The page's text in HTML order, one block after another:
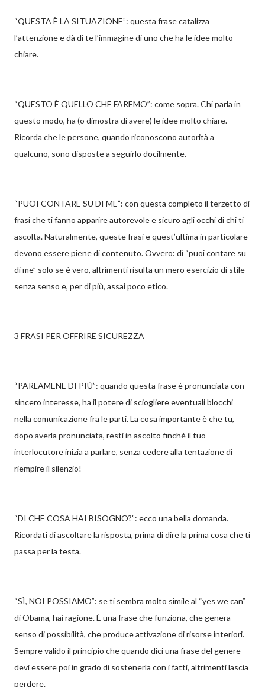
“QUESTA È LA SITUAZIONE”: questa frase catalizza
l’attenzione e dà di te l’immagine di uno che ha le idee molto
chiare.
“QUESTO È QUELLO CHE FAREMO”: come sopra. Chi parla in
questo modo, ha (o dimostra di avere) le idee molto chiare.
Ricorda che le persone, quando riconoscono autorità a
qualcuno, sono disposte a seguirlo docilmente.
“PUOI CONTARE SU DI ME”: con questa completo il terzetto di
frasi che ti fanno apparire autorevole e sicuro agli occhi di chi ti
ascolta. Naturalmente, queste frasi e quest’ultima in particolare
devono essere piene di contenuto. Ovvero: dì “puoi contare su
di me” solo se è vero, altrimenti risulta un mero esercizio di stile
senza senso e, per di più, assai poco etico.
3 FRASI PER OFFRIRE SICUREZZA
“PARLAMENE DI PIÙ”: quando questa frase è pronunciata con
sincero interesse, ha il potere di sciogliere eventuali blocchi
nella comunicazione fra le parti. La cosa importante è che tu,
dopo averla pronunciata, resti in ascolto finché il tuo
interlocutore inizia a parlare, senza cedere alla tentazione di
riempire il silenzio!
“DI CHE COSA HAI BISOGNO?”: ecco una bella domanda.
Ricordati di ascoltare la risposta, prima di dire la prima cosa che ti
passa per la testa.
“SÌ, NOI POSSIAMO”: se ti sembra molto simile al “yes we can”
di Obama, hai ragione. È una frase che funziona, che genera
senso di possibilità, che produce attivazione di risorse interiori.
Sempre valido il principio che quando dici una frase del genere
devi essere poi in grado di sostenerla con i fatti, altrimenti lascia
perdere.